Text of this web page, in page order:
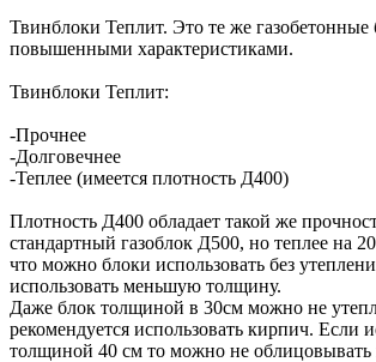
Твинблоки Теплит. Это те же газобетонные
повышенными характеристиками.
Твинблоки Теплит:
-Прочнее
-Долговечнее
-Теплее (имеется плотность Д400)
Плотность Д400 обладает такой же
стандартный газоблок Д500, но теплее на
что можно блоки использовать без
использовать меньшую толщину.
Даже блок толщиной в 30см можно не
рекомендуется использовать кирпич. Если
толщиной 40 см то можно не